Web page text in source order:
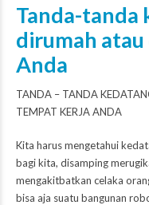
Tanda-tanda
dirumah
Anda
TANDA – TANDA
TEMPAT KERJA ANDA
Kita harus mengetahui
bagi kita, disamping
mengakitbatkan celaka
bisa aja suatu bangunan